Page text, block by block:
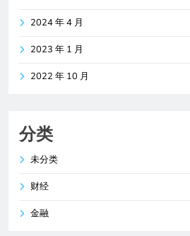
2024 年 4 月
2023 年 1 月
2022 年 10 月
分类
未分类
财经
金融